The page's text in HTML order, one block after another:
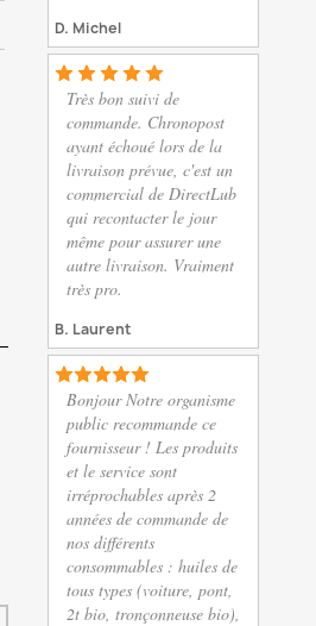
D. Michel
Très bon suivi de
commande. Chronopost
ayant échoué lors de la
livraison prévue, c'est un
commercial de DirectLub
qui recontacter le jour
même pour assurer une
autre livraison. Vraiment
très pro.
B. Laurent
Bonjour Notre organisme
public recommande ce
fournisseur ! Les produits
et le service sont
irréprochables après 2
années de commande de
nos différents
consommables : huiles de
tous types (voiture, pont,
2t bio, tronçonneuse bio),